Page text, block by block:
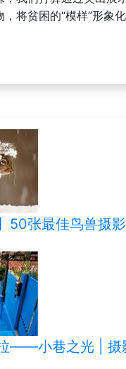
将贫困的“模样”形象化
50张最佳鸟兽摄影
——小巷之光 | 摄